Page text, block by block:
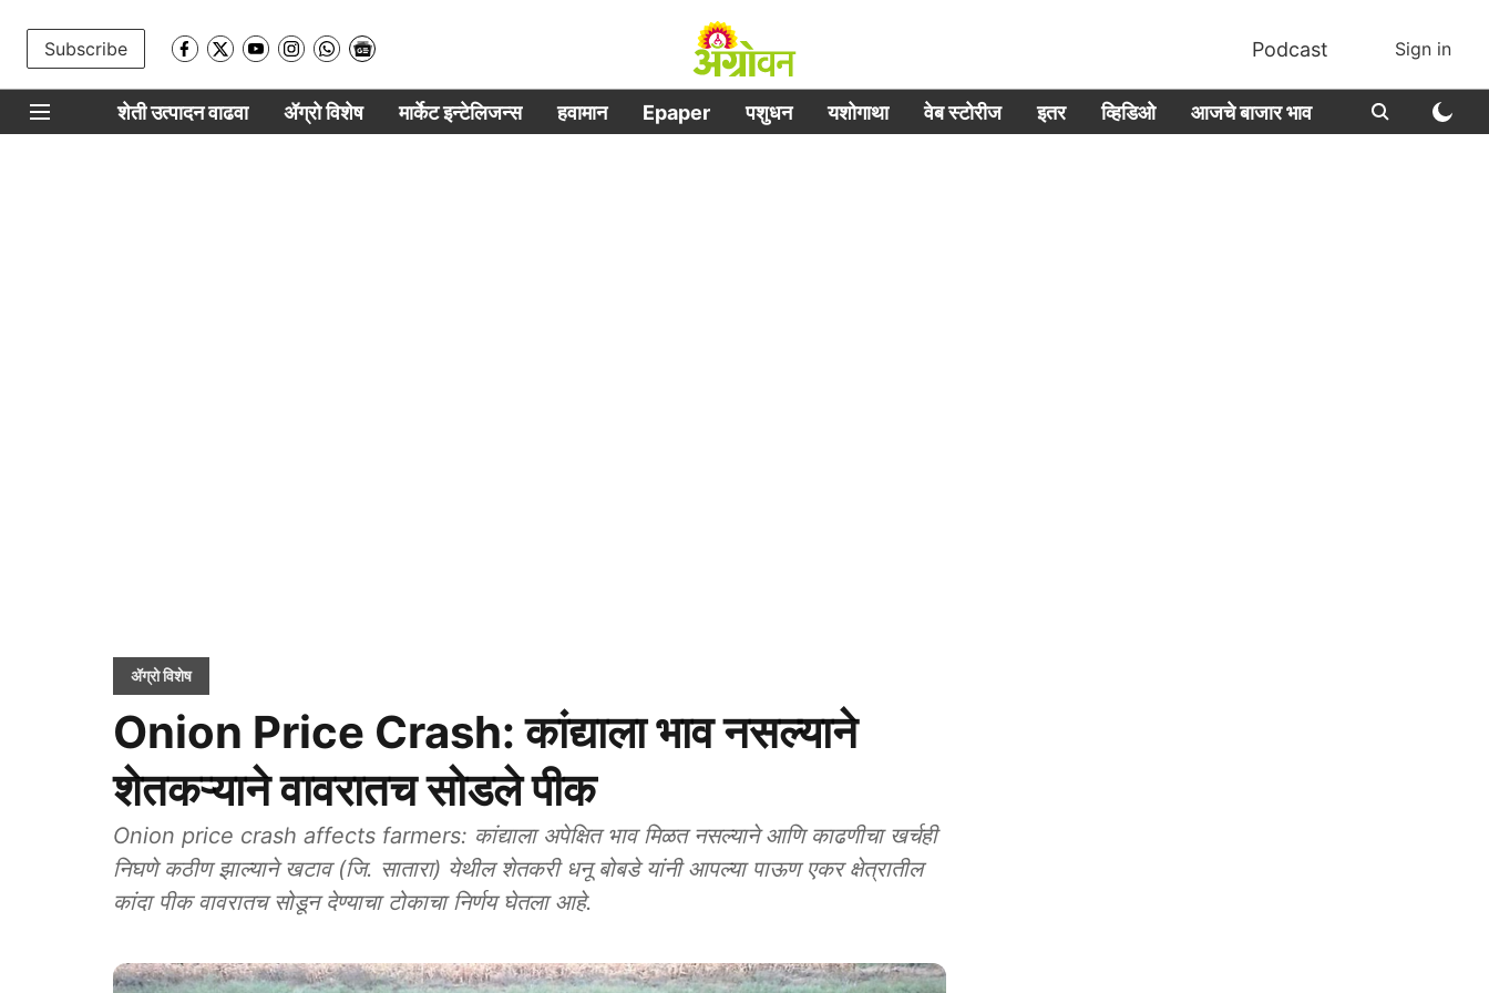
Subscribe Podcast Sign in
शेती उत्पादन वाढवा ॲग्रो विशेष मार्केट इन्टेलिजन्स हवामान Epaper पशुधन यशोगाथा वेब स्टोरीज इतर व्हिडिओ आजचे बाजार भाव
ॲग्रो विशेष
Onion Price Crash: कांद्याला भाव नसल्याने
शेतकऱ्याने वावरातच सोडले पीक
Onion price crash affects farmers: कांद्याला अपेक्षित भाव मिळत नसल्याने आणि काढणीचा खर्चही
निघणे कठीण झाल्याने खटाव (जि. सातारा) येथील शेतकरी धनू बोबडे यांनी आपल्या पाऊण एकर क्षेत्रातील
कांदा पीक वावरातच सोडून देण्याचा टोकाचा निर्णय घेतला आहे.